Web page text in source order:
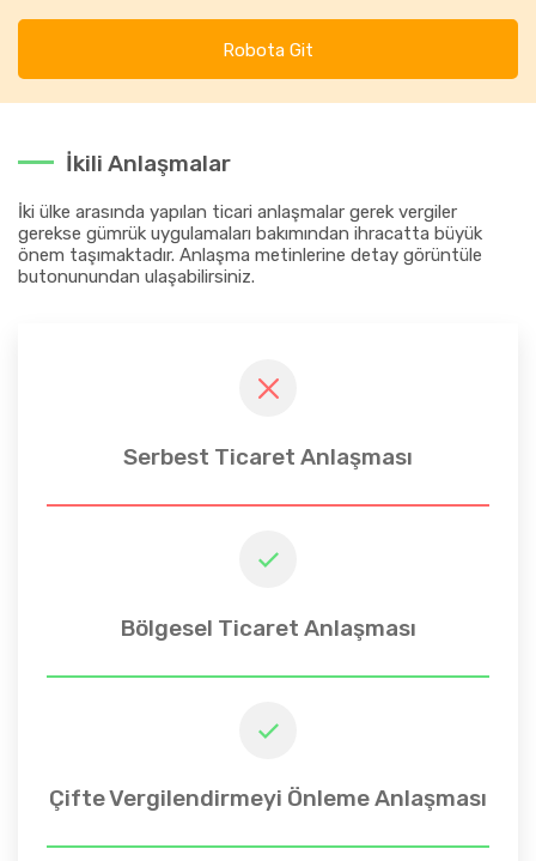
Robota Git
İkili Anlaşmalar
İki ülke arasında yapılan ticari anlaşmalar gerek vergiler
gerekse gümrük uygulamaları bakımından ihracatta büyük
önem taşımaktadır. Anlaşma metinlerine detay görüntüle
butonunundan ulaşabilirsiniz.
Serbest Ticaret Anlaşması
Bölgesel Ticaret Anlaşması
Çifte Vergilendirmeyi Önleme Anlaşması